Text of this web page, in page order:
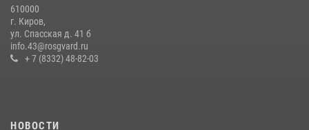
В Кирове росгвардейцы и ветераны ведомства приняли участие в
митинге в честь Дня воздушно-десантных войск
03 августа 2026, 08:45
610000
г. Киров,
ул. Спасская д. 41 б
info.43@rosgvard.ru
+ 7 (8332) 48-82-03
НОВОСТИ